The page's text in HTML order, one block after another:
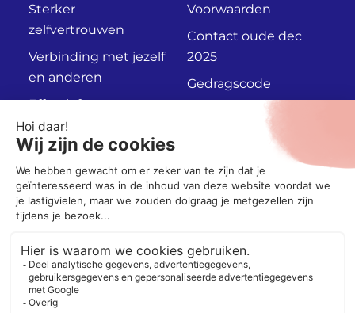
Sterker
zelfvertrouwen
Verbinding met jezelf
en anderen
Effectief
communiceren
Voorwaarden
Contact oude dec
2025
Gedragscode
Socials